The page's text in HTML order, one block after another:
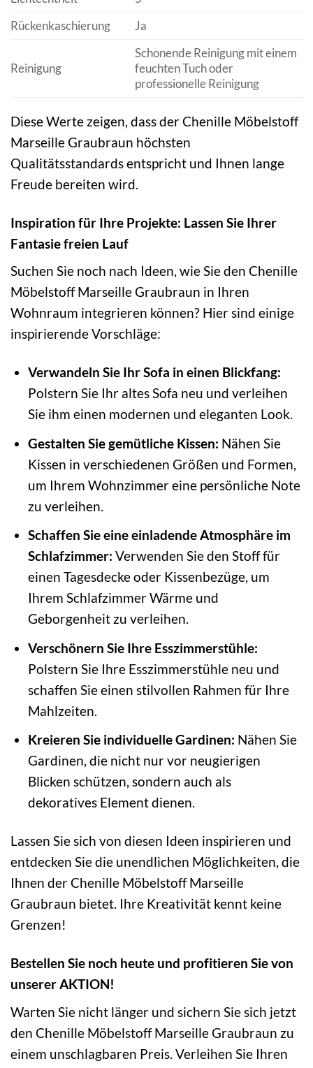
Rückenkaschierung
Ja
Reinigung
Schonende Reinigung mit einem
feuchten Tuch oder
professionelle Reinigung
Diese Werte zeigen, dass der Chenille Möbelstoff
Marseille Graubraun höchsten
Qualitätsstandards entspricht und Ihnen lange
Freude bereiten wird.
Inspiration für Ihre Projekte: Lassen Sie Ihrer
Fantasie freien Lauf
Suchen Sie noch nach Ideen, wie Sie den Chenille
Möbelstoff Marseille Graubraun in Ihren
Wohnraum integrieren können? Hier sind einige
inspirierende Vorschläge:
Verwandeln Sie Ihr Sofa in einen Blickfang:
Polstern Sie Ihr altes Sofa neu und verleihen
Sie ihm einen modernen und eleganten Look.
Gestalten Sie gemütliche Kissen: Nähen Sie
Kissen in verschiedenen Größen und Formen,
um Ihrem Wohnzimmer eine persönliche Note
zu verleihen.
Schaffen Sie eine einladende Atmosphäre im
Schlafzimmer: Verwenden Sie den Stoff für
einen Tagesdecke oder Kissenbezüge, um
Ihrem Schlafzimmer Wärme und
Geborgenheit zu verleihen.
Verschönern Sie Ihre Esszimmerstühle:
Polstern Sie Ihre Esszimmerstühle neu und
schaffen Sie einen stilvollen Rahmen für Ihre
Mahlzeiten.
Kreieren Sie individuelle Gardinen: Nähen Sie
Gardinen, die nicht nur vor neugierigen
Blicken schützen, sondern auch als
dekoratives Element dienen.
Lassen Sie sich von diesen Ideen inspirieren und
entdecken Sie die unendlichen Möglichkeiten, die
Ihnen der Chenille Möbelstoff Marseille
Graubraun bietet. Ihre Kreativität kennt keine
Grenzen!
Bestellen Sie noch heute und profitieren Sie von
unserer AKTION!
Warten Sie nicht länger und sichern Sie sich jetzt
den Chenille Möbelstoff Marseille Graubraun zu
einem unschlagbaren Preis. Verleihen Sie Ihren